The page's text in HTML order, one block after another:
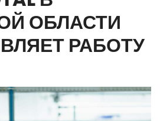
ОБЛАСТИ
РАБОТУ